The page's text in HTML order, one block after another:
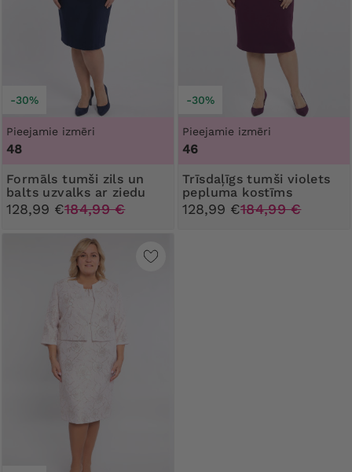
-30%
Pieejamie izmēri
48
Formāls tumši zils un
balts uzvalks ar ziedu
128,99 €184,99 €
-30%
Pieejamie izmēri
46
Trīsdaļīgs tumši violets
pepluma kostīms
128,99 €184,99 €